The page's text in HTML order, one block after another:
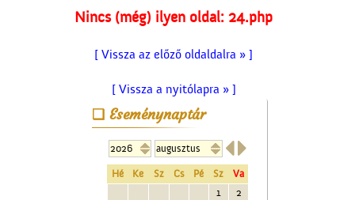
Nincs (még) ilyen oldal: 24.php
[ Vissza az előző oldaldalra » ]
[ Vissza a nyitólapra » ]
Eseménynaptár

Hé Ke Sz Cs Pé Sz
Va
1
2